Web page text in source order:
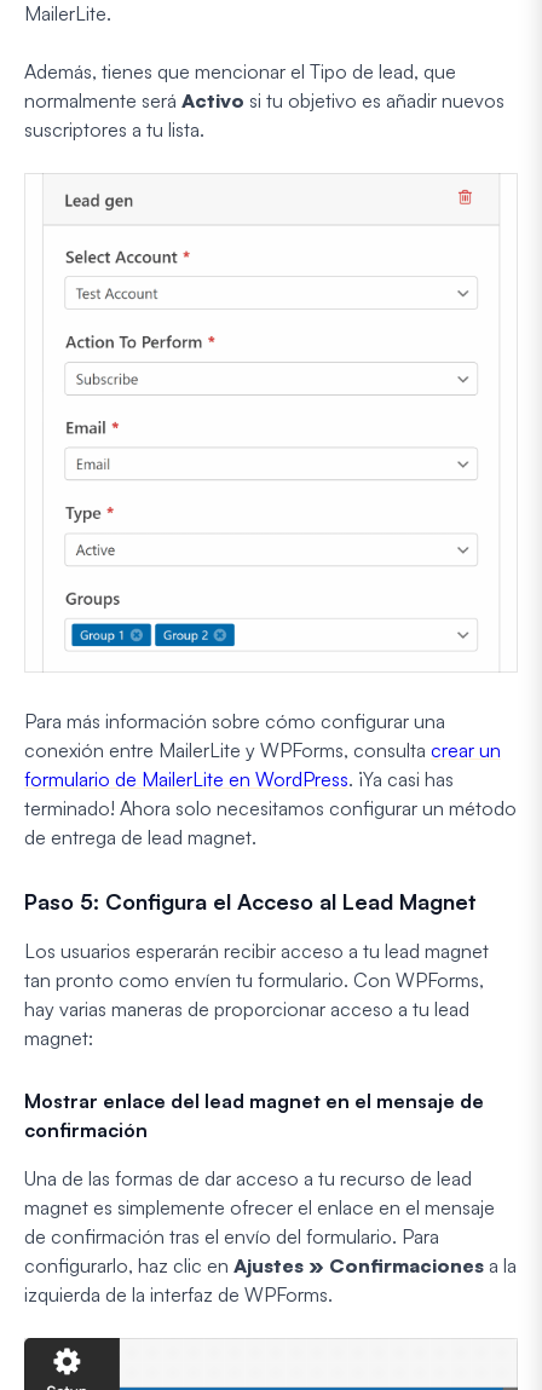
MailerLite.
Además, tienes que mencionar el Tipo de lead, que
normalmente será Activo si tu objetivo es añadir nuevos
suscriptores a tu lista.
Para más información sobre cómo configurar una
conexión entre MailerLite y WPForms, consulta crear un
formulario de MailerLite en WordPress. ¡Ya casi has
terminado! Ahora solo necesitamos configurar un método
de entrega de lead magnet.
Paso 5: Configura el Acceso al Lead Magnet
Los usuarios esperarán recibir acceso a tu lead magnet
tan pronto como envíen tu formulario. Con WPForms,
hay varias maneras de proporcionar acceso a tu lead
magnet:
Mostrar enlace del lead magnet en el mensaje de
confirmación
Una de las formas de dar acceso a tu recurso de lead
magnet es simplemente ofrecer el enlace en el mensaje
de confirmación tras el envío del formulario. Para
configurarlo, haz clic en Ajustes » Confirmaciones a la
izquierda de la interfaz de WPForms.